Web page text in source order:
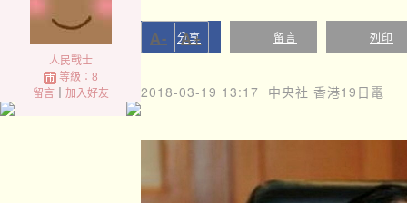
人民戰士
等級：8
留言｜ 加入好友
分享 留言 列印
A- A+
2018-03-19 13:17 中央社 香港19日電